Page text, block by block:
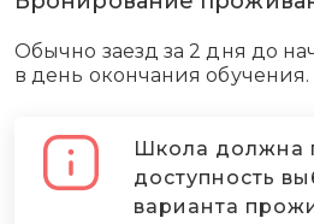
Открыть описание
Открыть описание
Открыть описание
Открыть описание
Открыть описание
Открыть описание
Открыть описание
Открыть описание
Обычно заезд за 2 дня до
в день окончания обучения.
Школа должна
доступность
варианта